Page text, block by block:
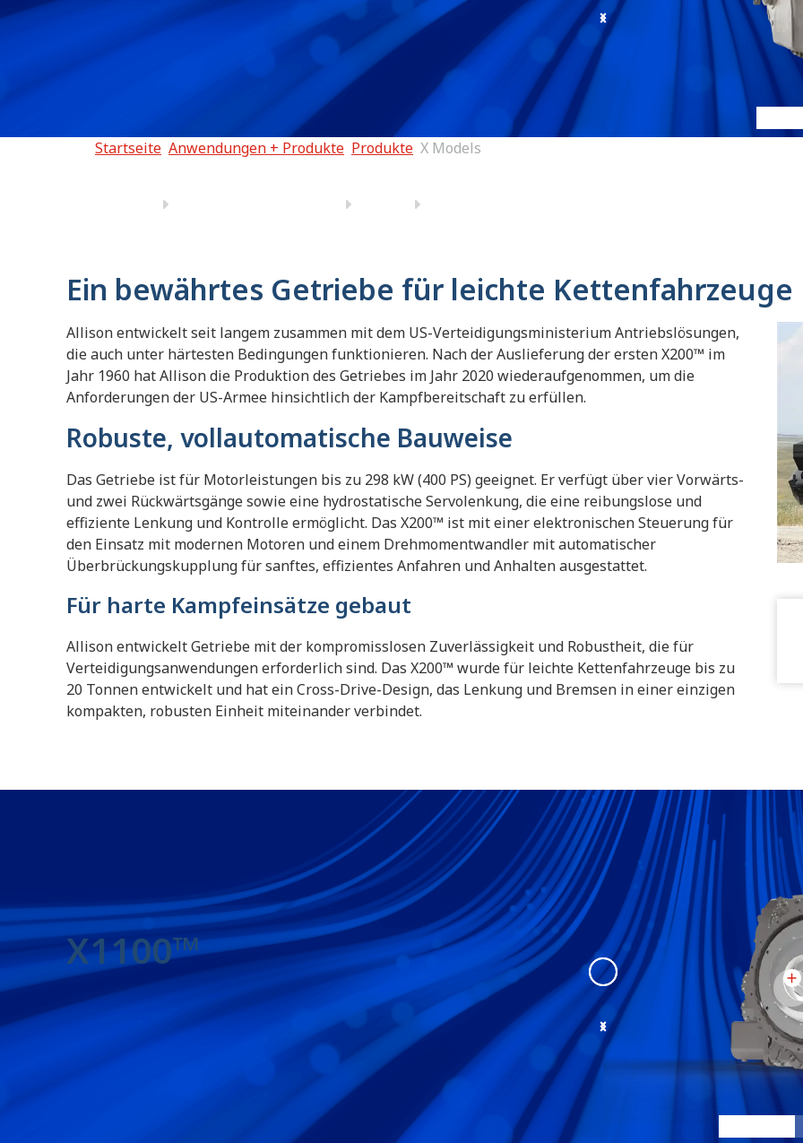
Startseite Anwendungen + Produkte Produkte X Models
Ein bewährtes Getriebe für leichte Kettenfahrzeuge
Allison entwickelt seit langem zusammen mit dem US-Verteidigungsministerium Antriebslösungen,
die auch unter härtesten Bedingungen funktionieren. Nach der Auslieferung der ersten X200™ im
Jahr 1960 hat Allison die Produktion des Getriebes im Jahr 2020 wiederaufgenommen, um die
Anforderungen der US-Armee hinsichtlich der Kampfbereitschaft zu erfüllen.
Robuste, vollautomatische Bauweise
Das Getriebe ist für Motorleistungen bis zu 298 kW (400 PS) geeignet. Er verfügt über vier Vorwärts-
und zwei Rückwärtsgänge sowie eine hydrostatische Servolenkung, die eine reibungslose und
effiziente Lenkung und Kontrolle ermöglicht. Das X200™ ist mit einer elektronischen Steuerung für
den Einsatz mit modernen Motoren und einem Drehmomentwandler mit automatischer
Überbrückungskupplung für sanftes, effizientes Anfahren und Anhalten ausgestattet.
Für harte Kampfeinsätze gebaut
Allison entwickelt Getriebe mit der kompromisslosen Zuverlässigkeit und Robustheit, die für
Verteidigungsanwendungen erforderlich sind. Das X200™ wurde für leichte Kettenfahrzeuge bis zu
20 Tonnen entwickelt und hat ein Cross-Drive-Design, das Lenkung und Bremsen in einer einzigen
kompakten, robusten Einheit miteinander verbindet.
X1100™